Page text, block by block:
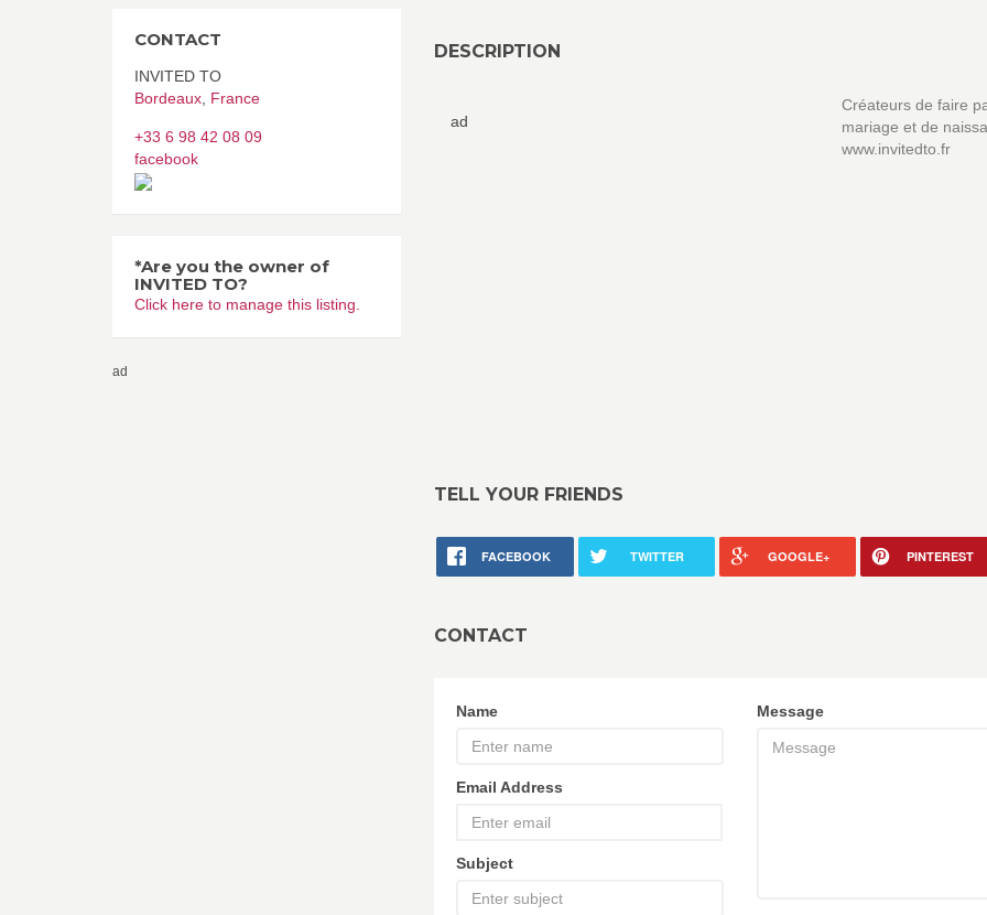
DESCRIPTION
ad
Créateurs de faire
mariage et de
www.invitedto.fr
TELL YOUR FRIENDS
FACEBOOK TWITTER GOOGLE+ PINTEREST
CONTACT
Name
Email Address
Subject
Message
CONTACT
INVITED TO
Bordeaux France
+33 6 98 42 08 09
facebook
*Are you the owner of
INVITED TO?
Click here to manage this listing.
ad